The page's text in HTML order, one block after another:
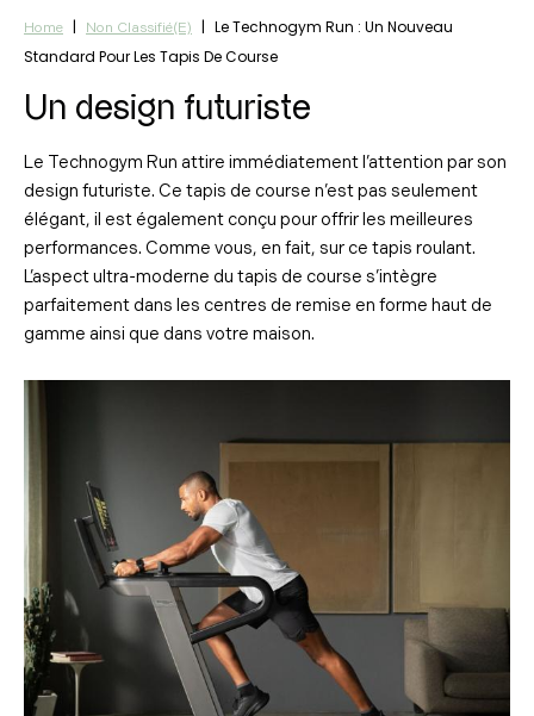
Home | Non Classifié(e) | Le Technogym Run : Un Nouveau
Standard Pour Les Tapis De Course
Un design futuriste
Le Technogym Run attire immédiatement l’attention par son
design futuriste. Ce tapis de course n’est pas seulement
élégant, il est également conçu pour offrir les meilleures
performances. Comme vous, en fait, sur ce tapis roulant.
L’aspect ultra-moderne du tapis de course s’intègre
parfaitement dans les centres de remise en forme haut de
gamme ainsi que dans votre maison.